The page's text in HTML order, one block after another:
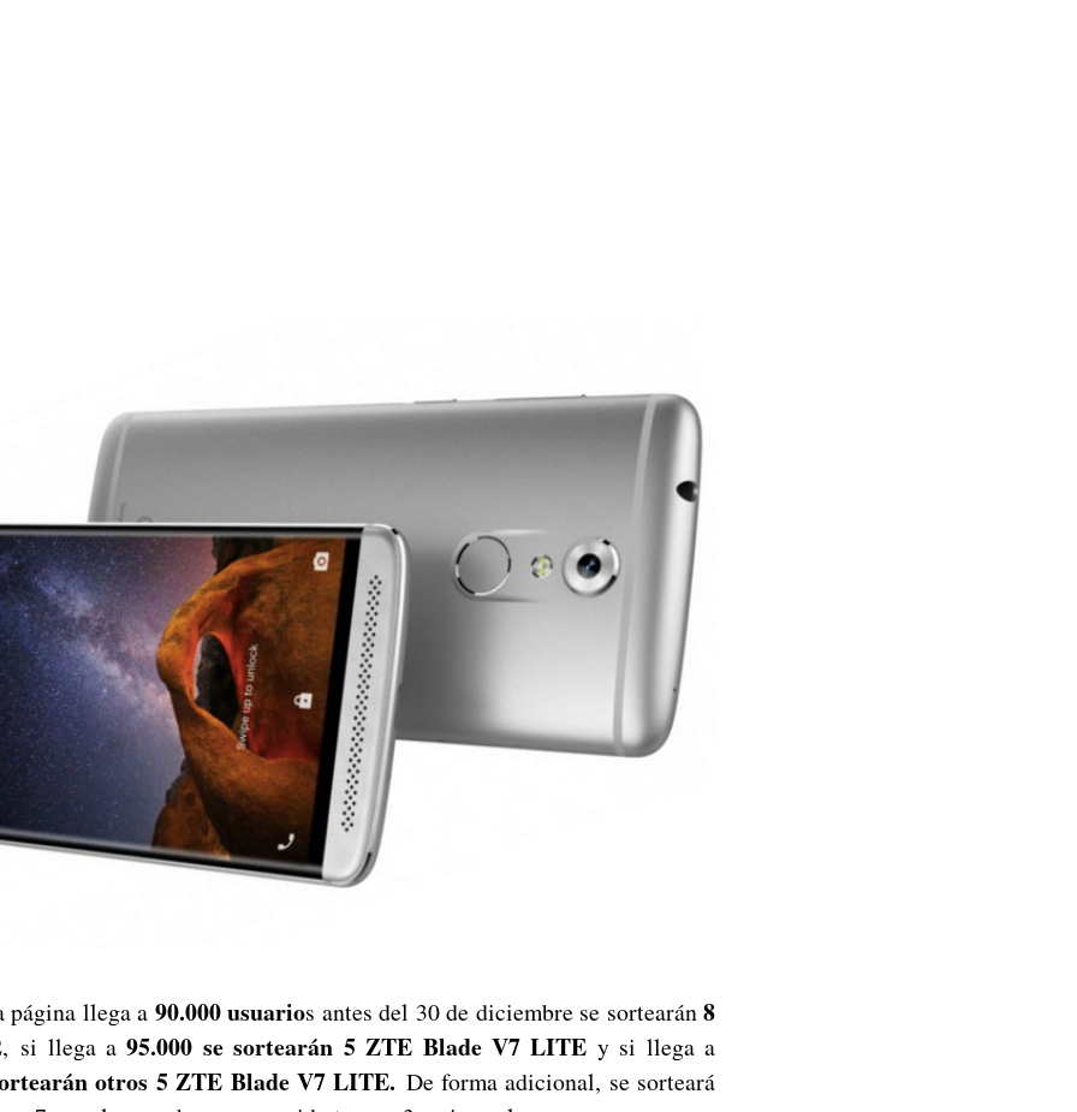
llega a 90.000 usuarios antes del 30 de diciembre se sortearán8
, si llega a 95.000 se sortearán 5 ZTE Blade V7 LITE y si llega a
otros 5 ZTE Blade V7 LITE. De forma adicional, se sorteará